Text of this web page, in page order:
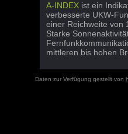
A-INDEX ist ein
verbesserte UKW-
einer Reichweite von
Starke
mittleren bis hohen
Daten zur Verfügung gestellt von